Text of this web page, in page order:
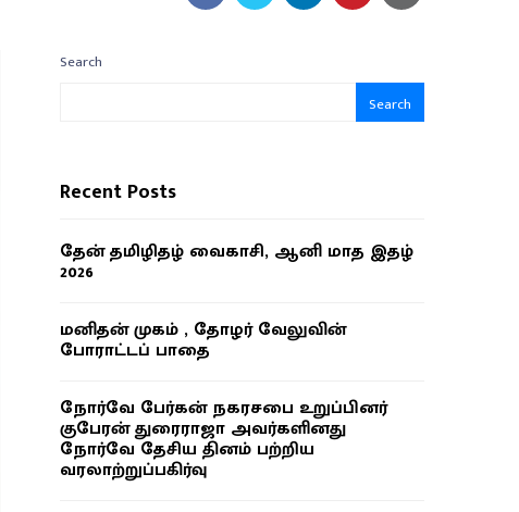
Search
Search
Recent Posts
தேன் தமிழிதழ் வைகாசி, ஆனி மாத இதழ்
2026
மனிதன் முகம் , தோழர் வேலுவின்
போராட்டப் பாதை
நோர்வே பேர்கன் நகரசபை உறுப்பினர்
குபேரன் துரைராஜா அவர்களினது
நோர்வே தேசிய தினம் பற்றிய
வரலாற்றுப்பகிர்வு